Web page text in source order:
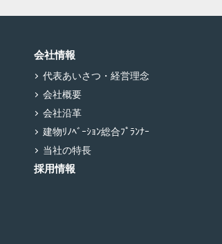
会社情報
代表あいさつ・経営理念
会社概要
会社沿革
建物ﾘﾉﾍﾞｰｼｮﾝ総合ﾌﾟﾗﾝﾅｰ
当社の特長
採用情報